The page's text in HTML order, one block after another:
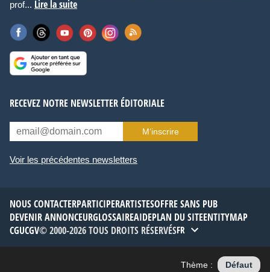
prof... Lire la suite
RECEVEZ NOTRE NEWSLETTER ÉDITORIALE
M’inscrire
Voir les précédentes newsletters
NOUS CONTACTERPARTICIPERARTISTESOFFRE SANS PUB
DEVENIR ANNONCEURGLOSSAIREAIDEPLAN DU SITEENTITYMAP
CGUCGV© 2000-2026 TOUS DROITS RÉSERVÉSFR
Thème : Défaut